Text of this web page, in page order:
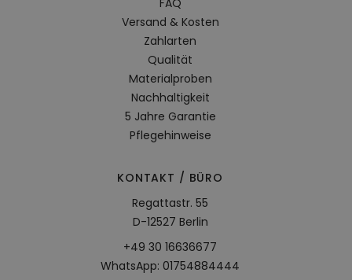
FAQ
Versand & Kosten
Zahlarten
Qualität
Materialproben
Nachhaltigkeit
5 Jahre Garantie
Pflegehinweise
KONTAKT / BÜRO
Regattastr. 55
D-12527 Berlin
+49 30 16636677
WhatsApp: 01754884444